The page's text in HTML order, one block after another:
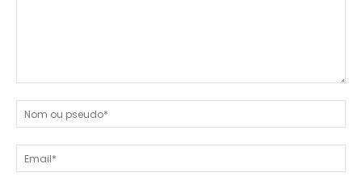
nous
tout
!
On
vous
ou